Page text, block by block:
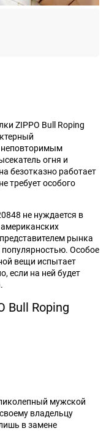
ZIPPO Bull Roping
неповторимым
огня и
безотказно работает
требует особого
не нуждается в
рынка
популярностью. Особое
вещи испытает
если на ней будет
Bull Roping
мужской
владельцу
в замене